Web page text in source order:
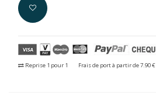
Reprise 1 pour 1 Frais de port à partir de 7.90 €